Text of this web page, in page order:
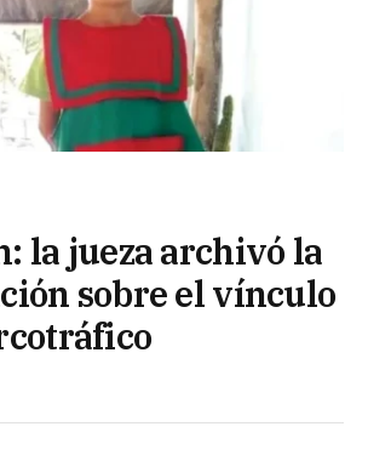
la jueza archivó la
sobre el vínculo